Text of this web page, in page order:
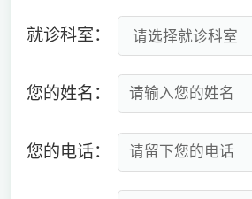
就诊科室：
您的姓名：
您的电话：